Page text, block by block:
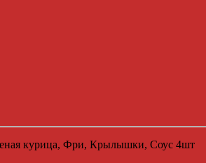
курица, Фри, Крылышки, Соус 4шт